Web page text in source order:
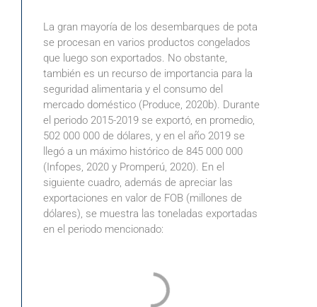
La gran mayoría de los desembarques de pota
se procesan en varios productos congelados
que luego son exportados. No obstante,
también es un recurso de importancia para la
seguridad alimentaria y el consumo del
mercado doméstico (Produce, 2020b). Durante
el periodo 2015-2019 se exportó, en promedio,
502 000 000 de dólares, y en el año 2019 se
llegó a un máximo histórico de 845 000 000
(Infopes, 2020 y Promperú, 2020). En el
siguiente cuadro, además de apreciar las
exportaciones en valor de FOB (millones de
dólares), se muestra las toneladas exportadas
en el periodo mencionado: